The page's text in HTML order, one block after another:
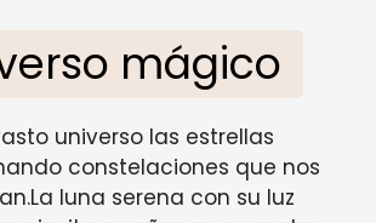
mágico
universo las estrellas
constelaciones que nos
luna serena con su luz